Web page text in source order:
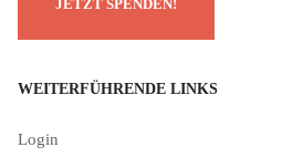
WEITERFÜHRENDE LINKS
Login